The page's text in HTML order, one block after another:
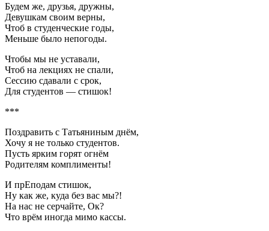
Будем же, друзья, дружны,
Девушкам своим верны,
Чтоб в студенческие годы,
Меньше было непогоды.
Чтобы мы не уставали,
Чтоб на лекциях не спали,
Сессию сдавали с срок,
Для студентов — стишок!
***
Поздравить с Татьяниным днём,
Хочу я не только студентов.
Пусть ярким горят огнём
Родителям комплименты!
И прЕподам стишок,
Ну как же, куда без вас мы?!
На нас не серчайте, Ок?
Что врём иногда мимо кассы.